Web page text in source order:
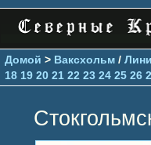
Домой > Ваксхольм /
18 19 20 21 22 23 24 25 26